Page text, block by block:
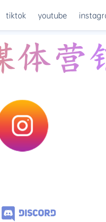
tiktok youtube